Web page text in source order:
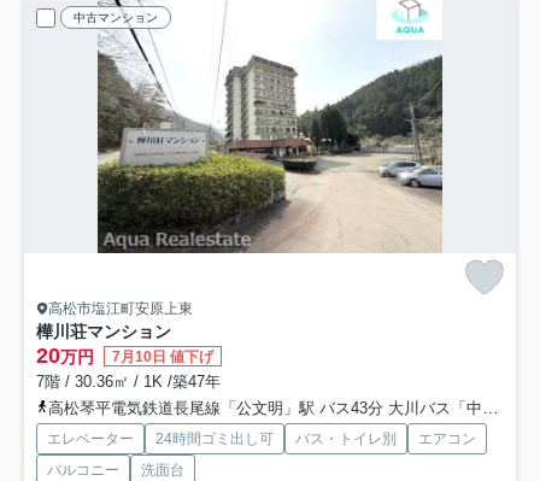
中古マンション
高松市塩江町安原上東
樺川荘マンション
20万円 7月10日 値下げ
7階 / 30.36㎡ / 1K /築47年
高松琴平電気鉄道長尾線「公文明」駅 バス43分 大川バス「中山（さぬき市）」 停歩87分
エレベーター 24時間ゴミ出し可 バス・トイレ別
エアコン
バルコニー
洗面台